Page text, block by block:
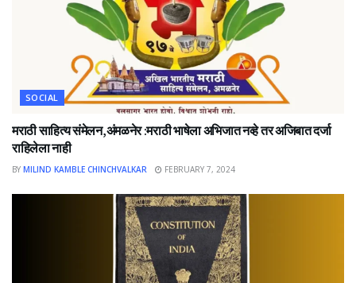
SOCIAL
मराठी साहित्य संमेलन,अंमळनेर :मराठी भाषेला अभिजात नव्हे तर अजिबात दर्जा
राहिलेला नाही
BY MILIND KAMBLE CHINCHVALKAR FEBRUARY 7, 2024